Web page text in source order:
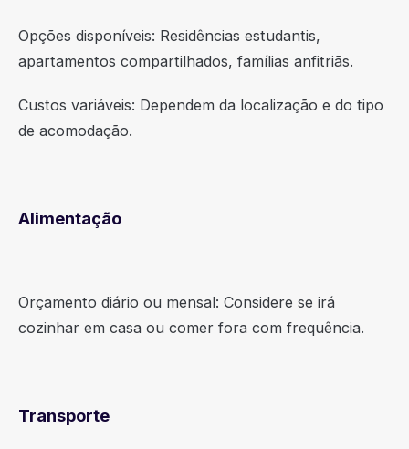
Opções disponíveis: Residências estudantis,
apartamentos compartilhados, famílias anfitriãs.
Custos variáveis: Dependem da localização e do tipo
de acomodação.
Alimentação
Orçamento diário ou mensal: Considere se irá
cozinhar em casa ou comer fora com frequência.
Transporte